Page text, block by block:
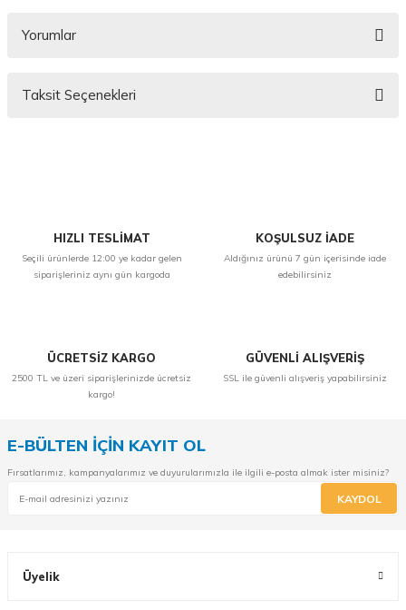
Yorumlar
Taksit Seçenekleri
HIZLI TESLİMAT
Seçili ürünlerde 12:00 ye kadar gelen
siparişleriniz aynı gün kargoda
KOŞULSUZ İADE
Aldığınız ürünü 7 gün içerisinde iade
edebilirsiniz
ÜCRETSİZ KARGO
2500 TL ve üzeri siparişlerinizde ücretsiz
kargo!
GÜVENLİ ALIŞVERİŞ
SSL ile güvenli alışveriş yapabilirsiniz
E-BÜLTEN İÇİN KAYIT OL
Fırsatlarımız, kampanyalarımız ve duyurularımızla ile ilgili e-posta almak ister misiniz?
KAYDOL
Üyelik